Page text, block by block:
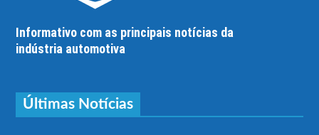
Informativo com as principais notícias da
indústria automotiva
Últimas Notícias